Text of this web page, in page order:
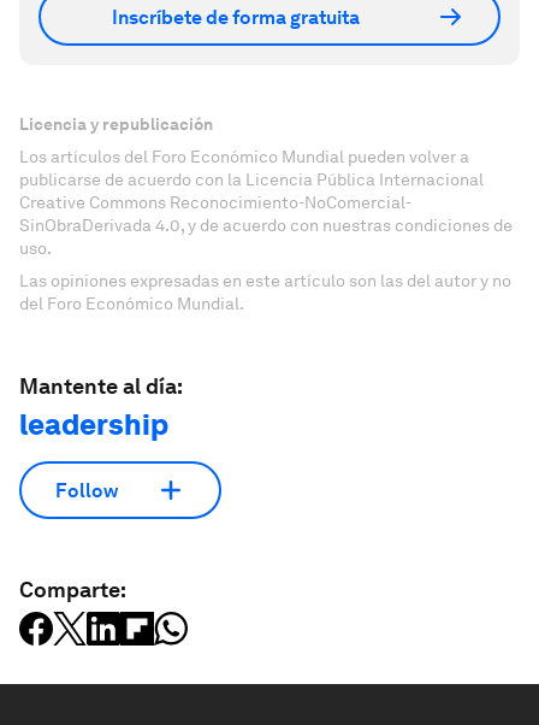
Inscríbete de forma gratuita
Licencia y republicación
Los artículos del Foro Económico Mundial pueden volver a
publicarse de acuerdo con la Licencia Pública Internacional
Creative Commons Reconocimiento-NoComercial-
SinObraDerivada 4.0, y de acuerdo con nuestras condiciones de
uso.
Las opiniones expresadas en este artículo son las del autor y no
del Foro Económico Mundial.
Mantente al día:
leadership
Follow
Comparte: